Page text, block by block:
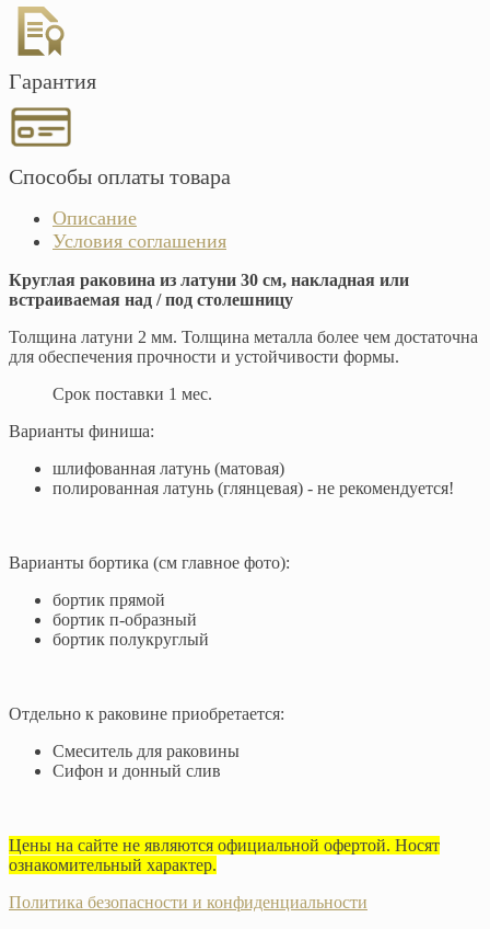
Гарантия
Способы оплаты товара
Описание
Условия соглашения
Круглая раковина из латуни 30 см, накладная или
встраиваемая над / под столешницу
Толщина латуни 2 мм. Толщина металла более чем достаточна
для обеспечения прочности и устойчивости формы.
Срок поставки 1 мес.
Варианты финиша:
шлифованная латунь (матовая)
полированная латунь (глянцевая) - не рекомендуется!
Варианты бортика (см главное фото):
бортик прямой
бортик п-образный
бортик полукруглый
Отдельно к раковине приобретается:
Смеситель для раковины
Сифон и донный слив
Цены на сайте не являются официальной офертой. Носят
ознакомительный характер.
Политика безопасности и конфиденциальности